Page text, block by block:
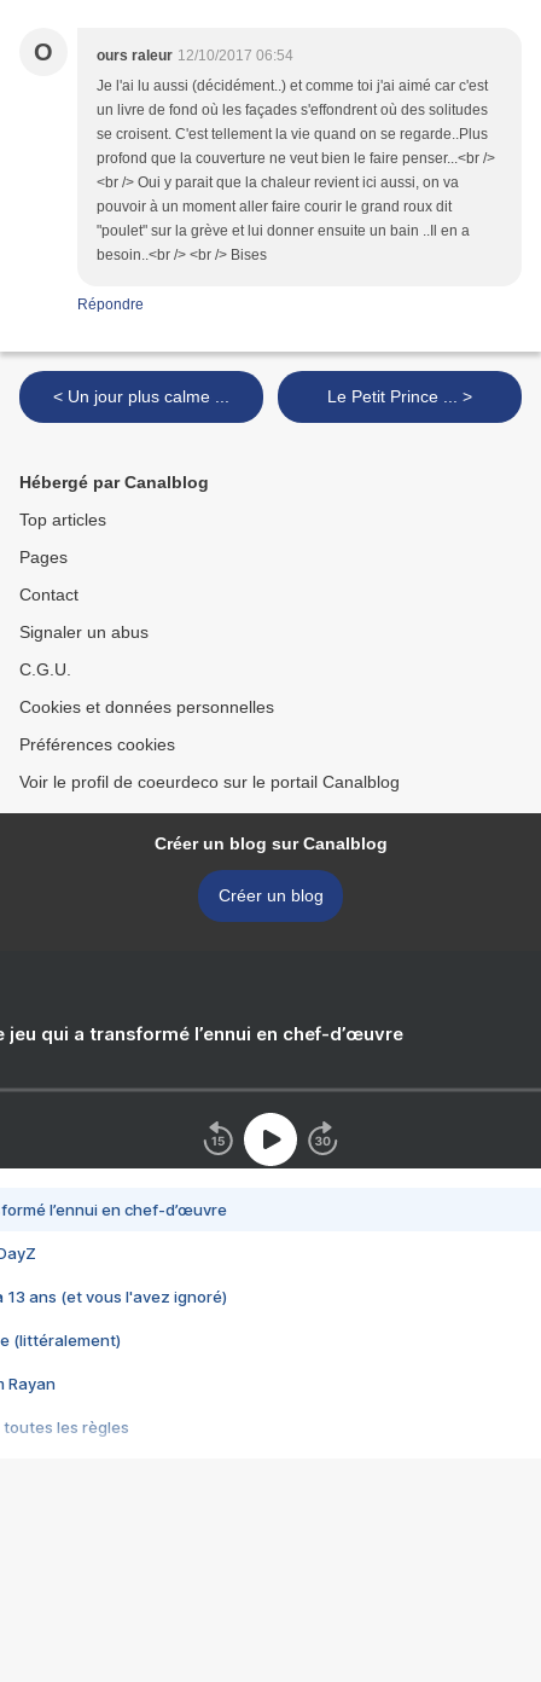
O ours raleur 12/10/2017 06:54
Je l'ai lu aussi (décidément..) et comme toi j'ai aimé car c'est
un livre de fond où les façades s'effondrent où des solitudes
se croisent. C'est tellement la vie quand on se regarde..Plus
profond que la couverture ne veut bien le faire penser...<br />
<br /> Oui y parait que la chaleur revient ici aussi, on va
pouvoir à un moment aller faire courir le grand roux dit
"poulet" sur la grève et lui donner ensuite un bain ..Il en a
besoin..<br /> <br /> Bises
Répondre
< Un jour plus calme ... Le Petit Prince ... >
Hébergé par Canalblog
Top articles
Pages
Contact
Signaler un abus
C.G.U.
Cookies et données personnelles
Préférences cookies
Voir le profil de coeurdeco sur le portail Canalblog
Créer un blog sur Canalblog
Créer un blog
jeu qui a transformé l’ennui en chef-d’œuvre
l’ennui en chef-d’œuvre
13 ans (et vous l'avez ignoré)
(littéralement)
Rayan
toutes les règles